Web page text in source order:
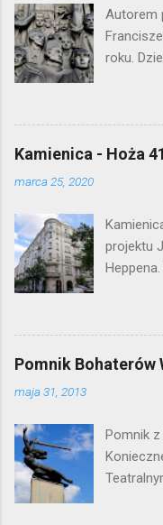
m
e
n
t
a
Autorem
roku.
Kamienica - Hoża 41
marca 25, 2020
projektu
okazały
wojny
Pomnik Bohaterów
maja 31, 2013
Pomnik
Przy